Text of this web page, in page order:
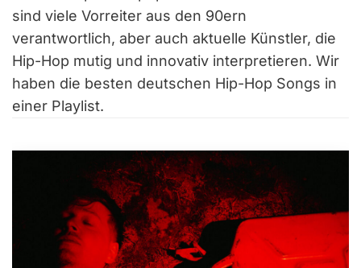
sind viele Vorreiter aus den 90ern
verantwortlich, aber auch aktuelle Künstler, die
Hip-Hop mutig und innovativ interpretieren. Wir
haben die besten deutschen Hip-Hop Songs in
einer Playlist.